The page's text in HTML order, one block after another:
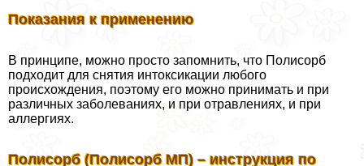
Показания к применению
В принципе, можно просто запомнить, что Полисорб
подходит для снятия интоксикации любого
происхождения, поэтому его можно принимать и при
различных заболеваниях, и при отравлениях, и при
аллергиях.
Полисорб (Полисорб МП) – инструкция по